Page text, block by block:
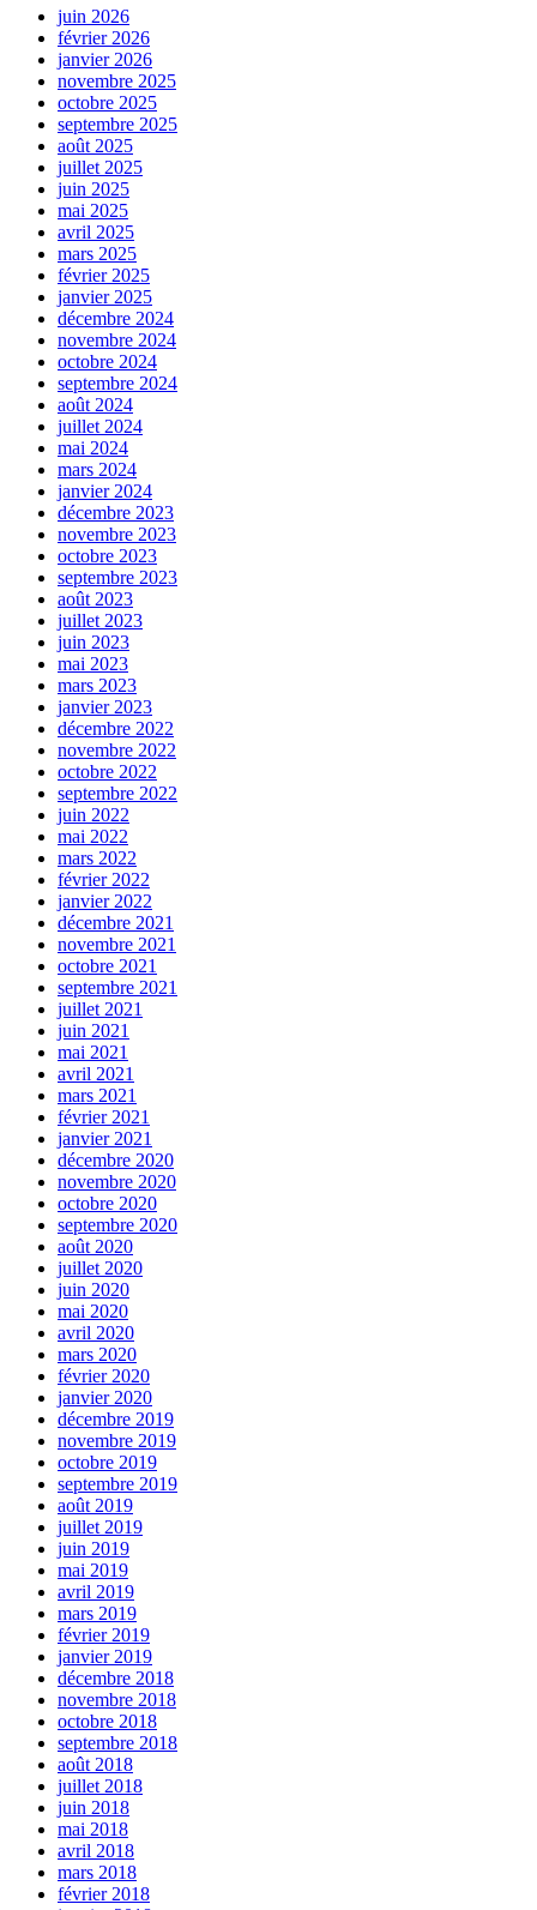
juin 2026
février 2026
janvier 2026
novembre 2025
octobre 2025
septembre 2025
août 2025
juillet 2025
juin 2025
mai 2025
avril 2025
mars 2025
février 2025
janvier 2025
décembre 2024
novembre 2024
octobre 2024
septembre 2024
août 2024
juillet 2024
mai 2024
mars 2024
janvier 2024
décembre 2023
novembre 2023
octobre 2023
septembre 2023
août 2023
juillet 2023
juin 2023
mai 2023
mars 2023
janvier 2023
décembre 2022
novembre 2022
octobre 2022
septembre 2022
juin 2022
mai 2022
mars 2022
février 2022
janvier 2022
décembre 2021
novembre 2021
octobre 2021
septembre 2021
juillet 2021
juin 2021
mai 2021
avril 2021
mars 2021
février 2021
janvier 2021
décembre 2020
novembre 2020
octobre 2020
septembre 2020
août 2020
juillet 2020
juin 2020
mai 2020
avril 2020
mars 2020
février 2020
janvier 2020
décembre 2019
novembre 2019
octobre 2019
septembre 2019
août 2019
juillet 2019
juin 2019
mai 2019
avril 2019
mars 2019
février 2019
janvier 2019
décembre 2018
novembre 2018
octobre 2018
septembre 2018
août 2018
juillet 2018
juin 2018
mai 2018
avril 2018
mars 2018
février 2018